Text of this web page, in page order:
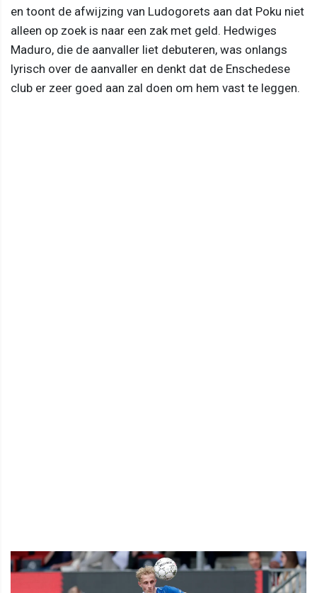
en toont de afwijzing van Ludogorets aan dat Poku niet
alleen op zoek is naar een zak met geld. Hedwiges
Maduro, die de aanvaller liet debuteren, was onlangs
lyrisch over de aanvaller en denkt dat de Enschedese
club er zeer goed aan zal doen om hem vast te leggen.